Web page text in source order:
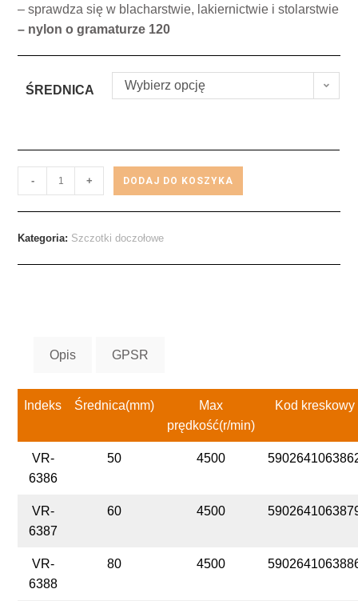
– sprawdza się w blacharstwie, lakiernictwie i stolarstwie
– nylon o gramaturze 120
ŚREDNICA Wybierz opcję
- + DODAJ DO KOSZYKA
Kategoria: Szczotki doczołowe
Opis GPSR
Indeks Średnica(mm)
Max
prędkość(r/min)
Kod kreskowy
VR-
6386
50 4500
VR-
6387
60 4500
VR-
6388
80 4500